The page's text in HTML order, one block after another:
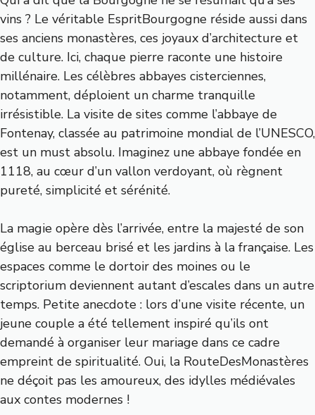
vins ? Le véritable EspritBourgogne réside aussi dans
ses anciens monastères, ces joyaux d’architecture et
de culture. Ici, chaque pierre raconte une histoire
millénaire. Les célèbres abbayes cisterciennes,
notamment, déploient un charme tranquille
irrésistible. La visite de sites comme l’abbaye de
Fontenay, classée au patrimoine mondial de l’UNESCO,
est un must absolu. Imaginez une abbaye fondée en
1118, au cœur d’un vallon verdoyant, où règnent
pureté, simplicité et sérénité.
La magie opère dès l’arrivée, entre la majesté de son
église au berceau brisé et les jardins à la française. Les
espaces comme le dortoir des moines ou le
scriptorium deviennent autant d’escales dans un autre
temps. Petite anecdote : lors d’une visite récente, un
jeune couple a été tellement inspiré qu’ils ont
demandé à organiser leur mariage dans ce cadre
empreint de spiritualité. Oui, la RouteDesMonastères
ne déçoit pas les amoureux, des idylles médiévales
aux contes modernes !